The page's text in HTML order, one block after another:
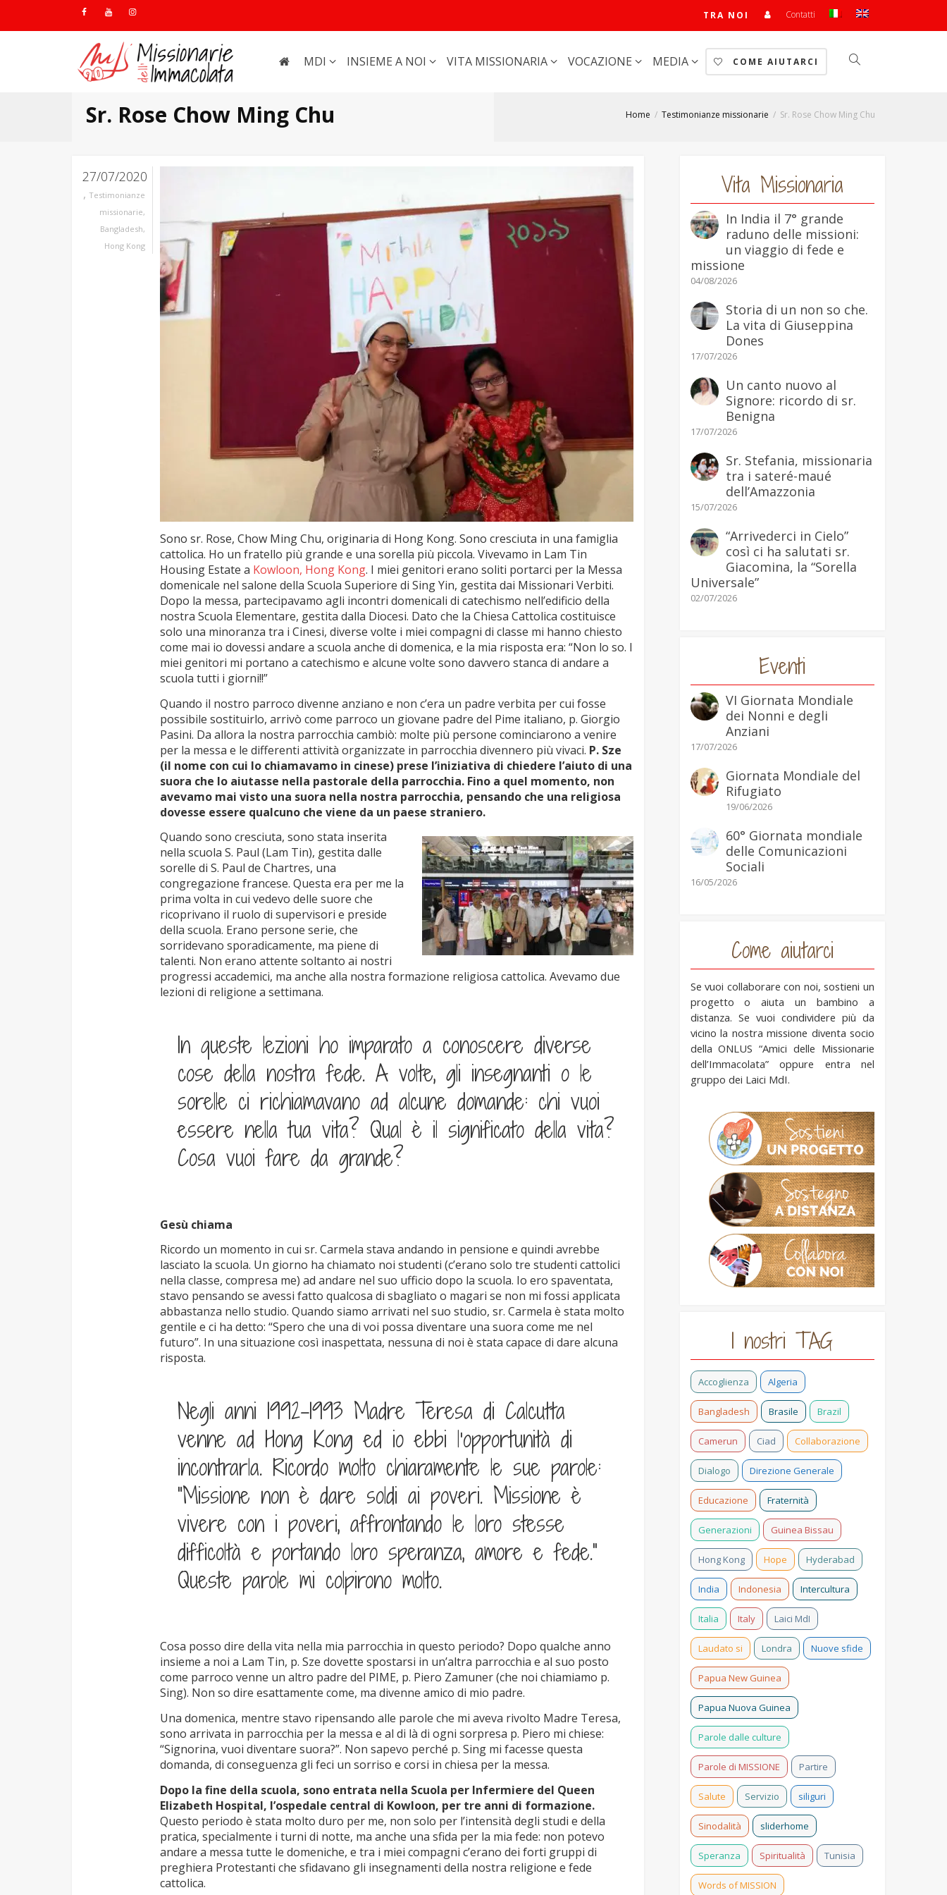
TRA NOI Contatti
MDI INSIEME A NOI VITA MISSIONARIA VOCAZIONE MEDIA COME AIUTARCI
Sr. Rose Chow Ming Chu Home Testimonianze missionarie Sr. Rose Chow Ming Chu
27/07/2020
, Testimonianze
missionarie,
Bangladesh,
Hong Kong
Sono sr. Rose, Chow Ming Chu, originaria di Hong Kong. Sono cresciuta in una famiglia
cattolica. Ho un fratello più grande e una sorella più piccola. Vivevamo in Lam Tin
Housing Estate a Kowloon, Hong Kong. I miei genitori erano soliti portarci per la Messa
domenicale nel salone della Scuola Superiore di Sing Yin, gestita dai Missionari Verbiti.
Dopo la messa, partecipavamo agli incontri domenicali di catechismo nell’edificio della
nostra Scuola Elementare, gestita dalla Diocesi. Dato che la Chiesa Cattolica costituisce
solo una minoranza tra i Cinesi, diverse volte i miei compagni di classe mi hanno chiesto
come mai io dovessi andare a scuola anche di domenica, e la mia risposta era: “Non lo so. I
miei genitori mi portano a catechismo e alcune volte sono davvero stanca di andare a
scuola tutti i giorni!!”
Quando il nostro parroco divenne anziano e non c’era un padre verbita per cui fosse
possibile sostituirlo, arrivò come parroco un giovane padre del Pime italiano, p. Giorgio
Pasini. Da allora la nostra parrocchia cambiò: molte più persone cominciarono a venire
per la messa e le differenti attività organizzate in parrocchia divennero più vivaci. P. Sze
(il nome con cui lo chiamavamo in cinese) prese l’iniziativa di chiedere l’aiuto di una
suora che lo aiutasse nella pastorale della parrocchia. Fino a quel momento, non
avevamo mai visto una suora nella nostra parrocchia, pensando che una religiosa
dovesse essere qualcuno che viene da un paese straniero.
Quando sono cresciuta, sono stata inserita
nella scuola S. Paul (Lam Tin), gestita dalle
sorelle di S. Paul de Chartres, una
congregazione francese. Questa era per me la
prima volta in cui vedevo delle suore che
ricoprivano il ruolo di supervisori e preside
della scuola. Erano persone serie, che
sorridevano sporadicamente, ma piene di
talenti. Non erano attente soltanto ai nostri
progressi accademici, ma anche alla nostra formazione religiosa cattolica. Avevamo due
lezioni di religione a settimana.
In queste lezioni ho imparato a conoscere diverse
cose della nostra fede. A volte, gli insegnanti o le
sorelle ci richiamavano ad alcune domande: chi vuoi
essere nella tua vita? Qual è il significato della vita?
Cosa vuoi fare da grande?
Gesù chiama
Ricordo un momento in cui sr. Carmela stava andando in pensione e quindi avrebbe
lasciato la scuola. Un giorno ha chiamato noi studenti (c’erano solo tre studenti cattolici
nella classe, compresa me) ad andare nel suo ufficio dopo la scuola. Io ero spaventata,
stavo pensando se avessi fatto qualcosa di sbagliato o magari se non mi fossi applicata
abbastanza nello studio. Quando siamo arrivati nel suo studio, sr. Carmela è stata molto
gentile e ci ha detto: “Spero che una di voi possa diventare una suora come me nel
futuro”. In una situazione così inaspettata, nessuna di noi è stata capace di dare alcuna
risposta.
Negli anni 1992-1993 Madre Teresa di Calcutta
venne ad Hong Kong ed io ebbi l’opportunità di
incontrarla. Ricordo molto chiaramente le sue parole:
“Missione non è dare soldi ai poveri. Missione è
vivere con i poveri, affrontando le loro stesse
difficoltà e portando loro speranza, amore e fede.”
Queste parole mi colpirono molto.
Cosa posso dire della vita nella mia parrocchia in questo periodo? Dopo qualche anno
insieme a noi a Lam Tin, p. Sze dovette spostarsi in un’altra parrocchia e al suo posto
come parroco venne un altro padre del PIME, p. Piero Zamuner (che noi chiamiamo p.
Sing). Non so dire esattamente come, ma divenne amico di mio padre.
Una domenica, mentre stavo ripensando alle parole che mi aveva rivolto Madre Teresa,
sono arrivata in parrocchia per la messa e al di là di ogni sorpresa p. Piero mi chiese:
“Signorina, vuoi diventare suora?”. Non sapevo perché p. Sing mi facesse questa
domanda, di conseguenza gli feci un sorriso e corsi in chiesa per la messa.
Dopo la fine della scuola, sono entrata nella Scuola per Infermiere del Queen
Elizabeth Hospital, l’ospedale central di Kowloon, per tre anni di formazione.
Questo periodo è stata molto duro per me, non solo per l’intensità degli studi e della
pratica, specialmente i turni di notte, ma anche una sfida per la mia fede: non potevo
andare a messa tutte le domeniche, e tra i miei compagni c’erano dei forti gruppi di
preghiera Protestanti che sfidavano gli insegnamenti della nostra religione e fede
cattolica.
Vita Missionaria
In India il 7° grande
raduno delle missioni:
un viaggio di fede e
missione
04/08/2026
Storia di un non so che.
La vita di Giuseppina
Dones
17/07/2026
Un canto nuovo al
Signore: ricordo di sr.
Benigna
17/07/2026
Sr. Stefania, missionaria
tra i sateré-maué
dell’Amazzonia
15/07/2026
“Arrivederci in Cielo”
così ci ha salutati sr.
Giacomina, la “Sorella
Universale”
02/07/2026
Eventi
VI Giornata Mondiale
dei Nonni e degli
Anziani
17/07/2026
Giornata Mondiale del
Rifugiato
19/06/2026
60° Giornata mondiale
delle Comunicazioni
Sociali
16/05/2026
Come aiutarci
Se vuoi collaborare con noi, sostieni un
progetto o aiuta un bambino a
distanza. Se vuoi condividere più da
vicino la nostra missione diventa socio
della ONLUS “Amici delle Missionarie
dell’Immacolata” oppure entra nel
gruppo dei Laici MdI.
I nostri TAG
Accoglienza Algeria
Bangladesh Brasile Brazil
Camerun Ciad Collaborazione
Dialogo Direzione Generale
Educazione Fraternità
Generazioni Guinea Bissau
Hong Kong Hope Hyderabad
India Indonesia Intercultura
Italia Italy Laici MdI
Laudato si Londra Nuove sfide
Papua New Guinea
Papua Nuova Guinea
Parole dalle culture
Parole di MISSIONE Partire
Salute Servizio siliguri
Sinodalità sliderhome
Speranza Spiritualità Tunisia
Words of MISSION